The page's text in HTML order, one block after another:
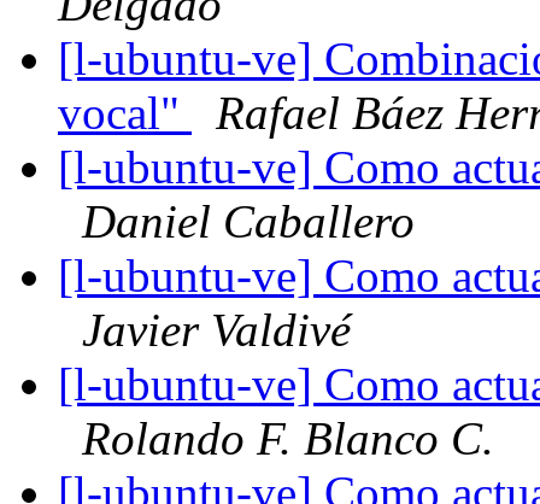
[l-ubuntu-ve]
vocal"
Rafael Báez
[l-ubuntu-ve] Como
Daniel Caballero
[l-ubuntu-ve] Como
Javier Valdivé
[l-ubuntu-ve] Como
Rolando F. Blanco C.
[l-ubuntu-ve] Como